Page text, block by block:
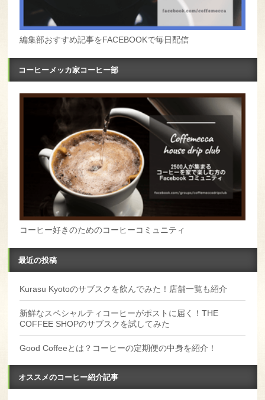
編集部おすすめ記事をFACEBOOKで毎日配信
コーヒーメッカ家コーヒー部
コーヒー好きのためのコーヒーコミュニティ
最近の投稿
Kurasu Kyotoのサブスクを飲んでみた！店舗一覧も紹介
新鮮なスペシャルティコーヒーがポストに届く！THE
COFFEE SHOPのサブスクを試してみた
Good Coffeeとは？コーヒーの定期便の中身を紹介！
オススメのコーヒー紹介記事